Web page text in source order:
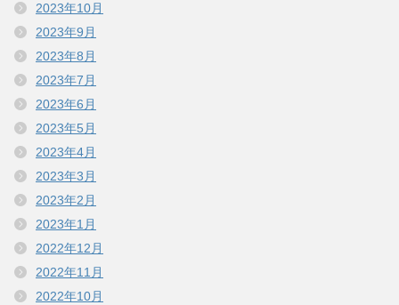
2023年10月
2023年9月
2023年8月
2023年7月
2023年6月
2023年5月
2023年4月
2023年3月
2023年2月
2023年1月
2022年12月
2022年11月
2022年10月